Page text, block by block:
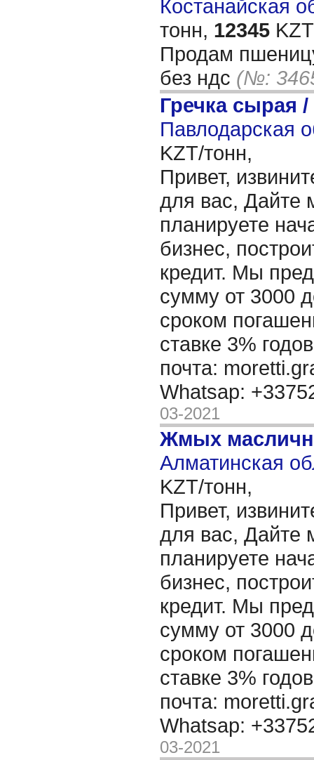
Костанайская
тонн, 12345
Продам
без ндс (№:
Гречка сырая /
Павлодарская
KZT/тонн,
Привет,
для вас, Дайте
планируете
бизнес,
кредит. Мы
сумму от 3000
сроком
ставке 3%
почта:
Whatsap:
03-2021
Жмых
Алматинская
KZT/тонн,
Привет,
для вас, Дайте
планируете
бизнес,
кредит. Мы
сумму от 3000
сроком
ставке 3%
почта:
Whatsap:
03-2021